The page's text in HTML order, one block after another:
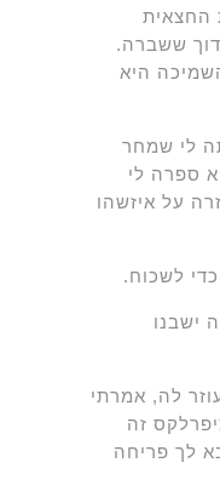
החצאית
ששברה.
היא
לי שמחר
ספרה לי
על איזשהו
לשכוח.
ישבנו
לה, אמרתי
זה
לך פריחה